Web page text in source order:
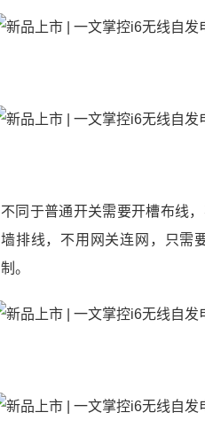
不同于普通开关需要开槽布线
墙排线，不用网关连网，只需
制。